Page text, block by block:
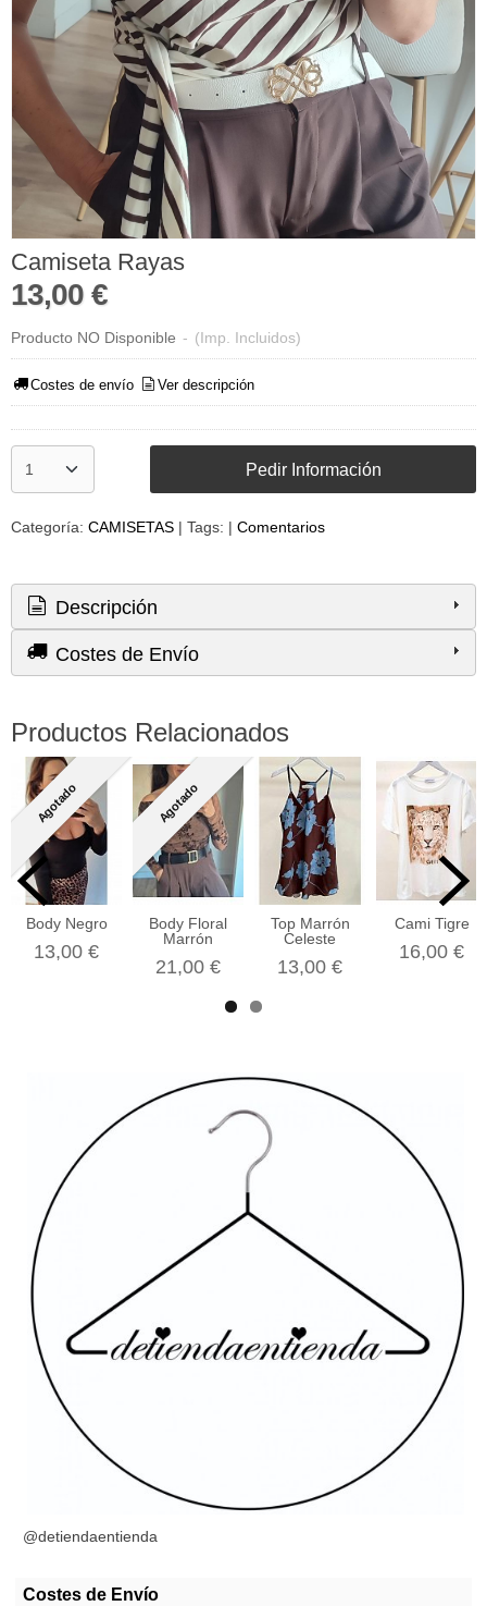
@detiendaentienda
Costes de Envío
Camiseta Rayas
13,00 €
Producto NO Disponible - (Imp. Incluidos)
Costes de envío Ver descripción
Pedir Información
Categoría: CAMISETAS | Tags: | Comentarios
Descripción
Costes de Envío
Productos Relacionados
Agotado
Body Negro
13,00 €
Agotado
Body Floral
Marrón
21,00 €
Top Marrón
Celeste
13,00 €
Cami Tigre
16,00 €